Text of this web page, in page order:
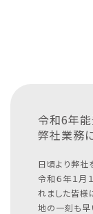
令和6年
弊社業務
日頃より弊社
令和６年１月
れました皆様
地の一刻も早